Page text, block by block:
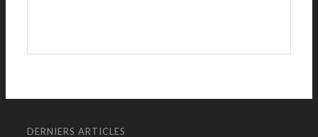
DERNIERS ARTICLES